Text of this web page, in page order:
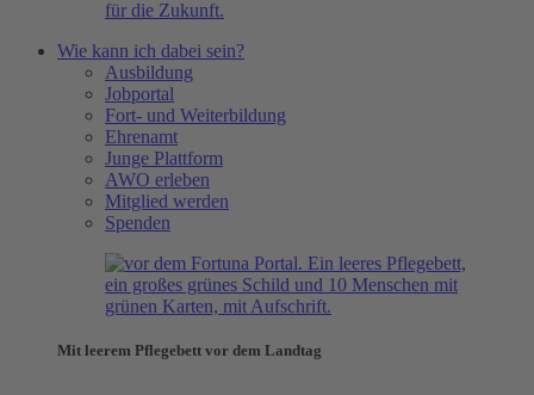
Wie kann ich dabei sein?
Ausbildung
Jobportal
Fort- und Weiterbildung
Ehrenamt
Junge Plattform
AWO erleben
Mitglied werden
Spenden
Mit leerem Pflegebett vor dem Landtag